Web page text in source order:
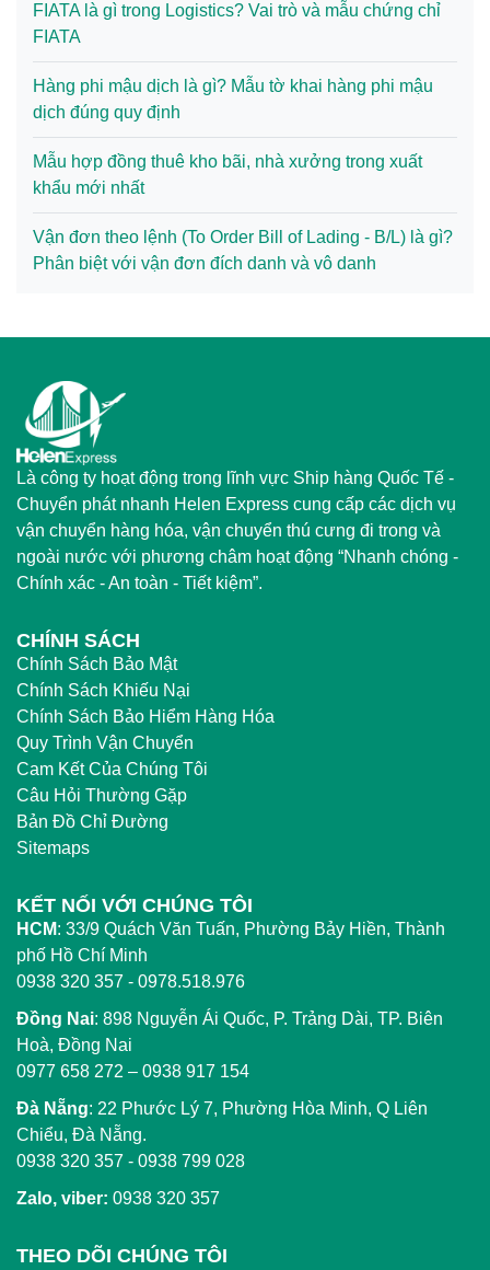
FIATA là gì trong Logistics? Vai trò và mẫu chứng chỉ
FIATA
Hàng phi mậu dịch là gì? Mẫu tờ khai hàng phi mậu
dịch đúng quy định
Mẫu hợp đồng thuê kho bãi, nhà xưởng trong xuất
khẩu mới nhất
Vận đơn theo lệnh (To Order Bill of Lading - B/L) là gì?
Phân biệt với vận đơn đích danh và vô danh
Là công ty hoạt động trong lĩnh vực Ship hàng Quốc Tế -
Chuyển phát nhanh Helen Express cung cấp các dịch vụ
vận chuyển hàng hóa, vận chuyển thú cưng đi trong và
ngoài nước với phương châm hoạt động “Nhanh chóng -
Chính xác - An toàn - Tiết kiệm”.
CHÍNH SÁCH
Chính Sách Bảo Mật
Chính Sách Khiếu Nại
Chính Sách Bảo Hiểm Hàng Hóa
Quy Trình Vận Chuyển
Cam Kết Của Chúng Tôi
Câu Hỏi Thường Gặp
Bản Đồ Chỉ Đường
Sitemaps
KẾT NỐI VỚI CHÚNG TÔI
HCM: 33/9 Quách Văn Tuấn, Phường Bảy Hiền, Thành
phố Hồ Chí Minh
0938 320 357 - 0978.518.976
Đồng Nai: 898 Nguyễn Ái Quốc, P. Trảng Dài, TP. Biên
Hoà, Đồng Nai
0977 658 272 – 0938 917 154
Đà Nẵng: 22 Phước Lý 7, Phường Hòa Minh, Q Liên
Chiểu, Đà Nẵng.
0938 320 357 - 0938 799 028
Zalo, viber: 0938 320 357
THEO DÕI CHÚNG TÔI